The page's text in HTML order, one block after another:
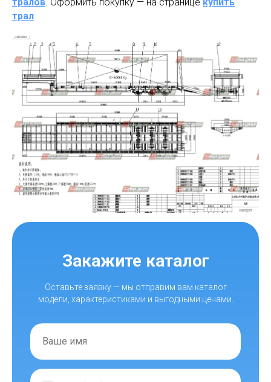
трал
Закажите каталог
Оставьте заявку — мы отправим вам каталог
модели, характеристиками и выгодными ценами.